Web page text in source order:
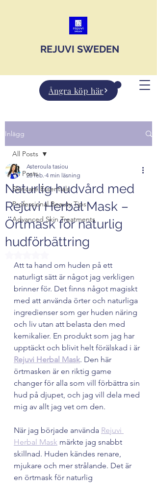
JOIN US
REJUVI SWEDEN
Ångra köp här
Inlägg
All Posts
Skincare Essentials
Professional Beauty Tips
Advanced Skin Treatments
All Posts
Naturlig hudvård med
Rejuvi Herbal Mask –
Örtmask för naturlig
hudförbättring
Asteroula tasiou
20 feb. 4 min läsning
Att ta hand om huden på ett
naturligt sätt är något jag verkligen
brinner för. Det finns något magiskt
med att använda örter och naturliga
ingredienser som ger huden näring
och liv utan att belasta den med
kemikalier. En produkt som jag har
upptäckt och blivit helt förälskad i är
Rejuvi Herbal Mask. Den här
örtmasken är en riktig game
changer för alla som vill förbättra sin
hud på djupet, och jag vill dela med
mig av allt jag vet om den.
När jag började använda Rejuvi
Herbal Mask märkte jag snabbt
skillnad. Huden kändes renare,
mjukare och mer strålande. Det är
en örtmask för naturlig